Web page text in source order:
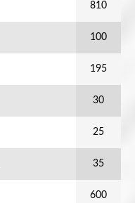
810
100
195
30
25
35
600